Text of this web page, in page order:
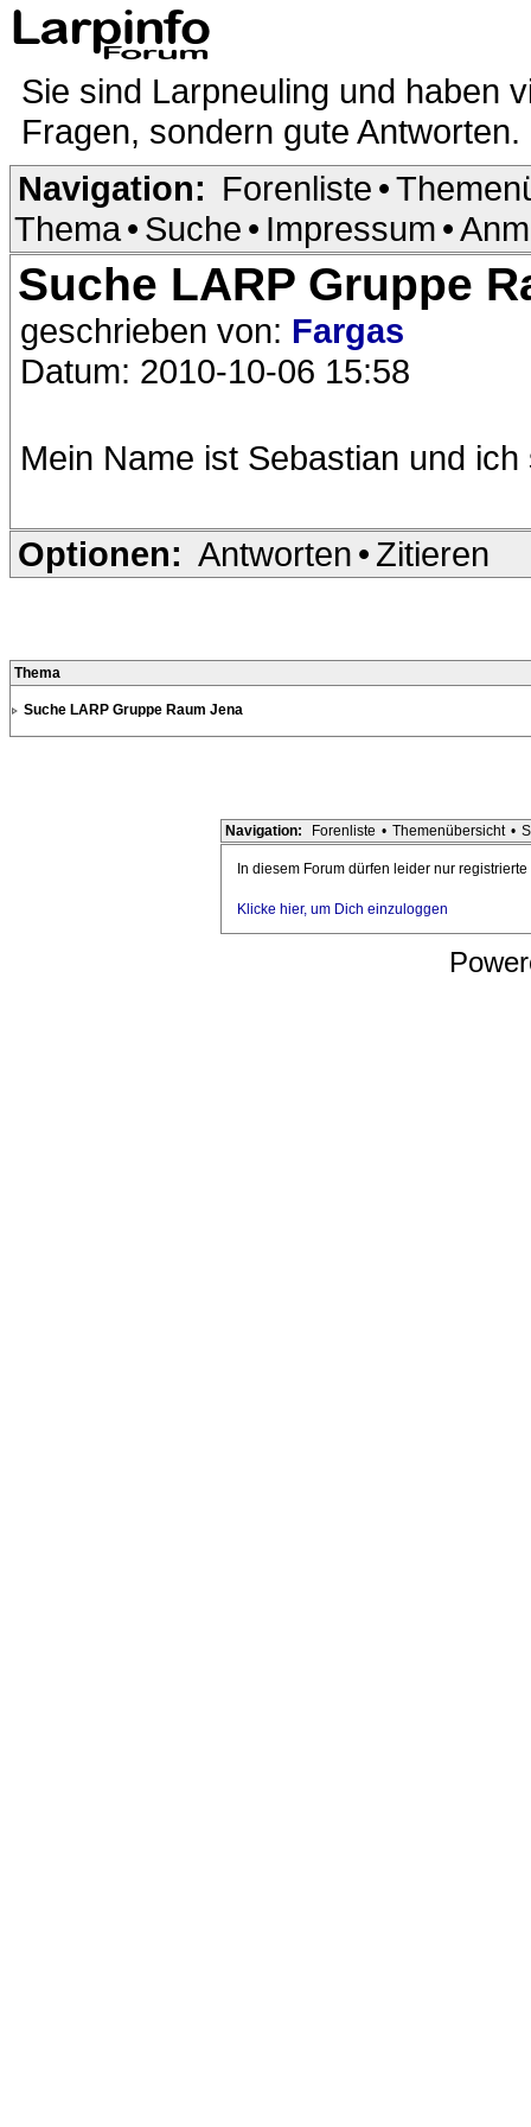
Sie sind Larpneuling und haben
Fragen, sondern gute Antworten.
Navigation: Forenliste •
Thema• Suche • Impressum •
Suche LARP Gruppe
geschrieben von: Fargas
Datum: 2010-10-06 15:58
Mein Name ist Sebastian und
Optionen: Antworten • Zitieren
Thema
Suche LARP Gruppe Raum Jena
Navigation: Forenliste • Themenübersicht •
In diesem Forum dürfen leider nur
Klicke hier, um Dich einzuloggen